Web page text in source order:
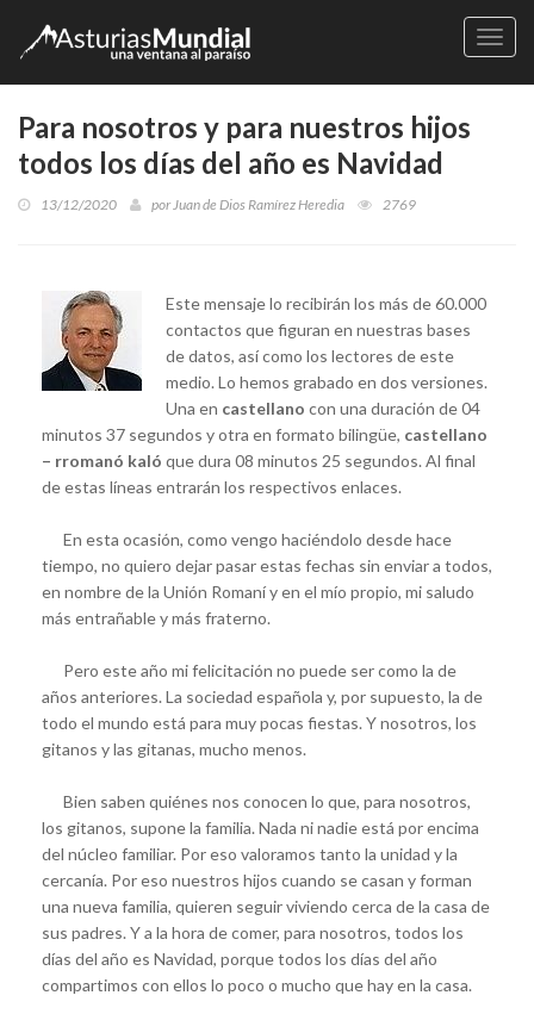
Para nosotros y para nuestros hijos
todos los días del año es Navidad
13/12/2020 porJuan de Dios Ramírez Heredia 2769
Este mensaje lo recibirán los más de 60.000
contactos que figuran en nuestras bases
de datos, así como los lectores de este
medio. Lo hemos grabado en dos versiones.
Una en castellano con una duración de 04
minutos 37 segundos y otra en formato bilingüe, castellano
– rromanó kaló que dura 08 minutos 25 segundos. Al final
de estas líneas entrarán los respectivos enlaces.
En esta ocasión, como vengo haciéndolo desde hace
tiempo, no quiero dejar pasar estas fechas sin enviar a todos,
en nombre de la Unión Romaní y en el mío propio, mi saludo
más entrañable y más fraterno.
Pero este año mi felicitación no puede ser como la de
años anteriores. La sociedad española y, por supuesto, la de
todo el mundo está para muy pocas fiestas. Y nosotros, los
gitanos y las gitanas, mucho menos.
Bien saben quiénes nos conocen lo que, para nosotros,
los gitanos, supone la familia. Nada ni nadie está por encima
del núcleo familiar. Por eso valoramos tanto la unidad y la
cercanía. Por eso nuestros hijos cuando se casan y forman
una nueva familia, quieren seguir viviendo cerca de la casa de
sus padres. Y a la hora de comer, para nosotros, todos los
días del año es Navidad, porque todos los días del año
compartimos con ellos lo poco o mucho que hay en la casa.